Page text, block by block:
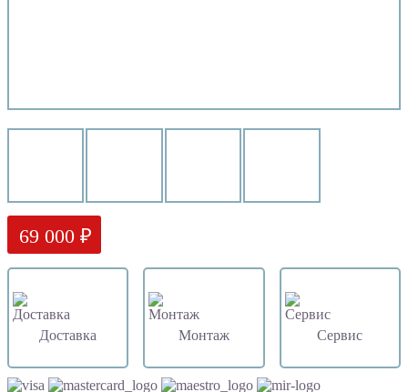
69 000 ₽
Доставка Монтаж Сервис